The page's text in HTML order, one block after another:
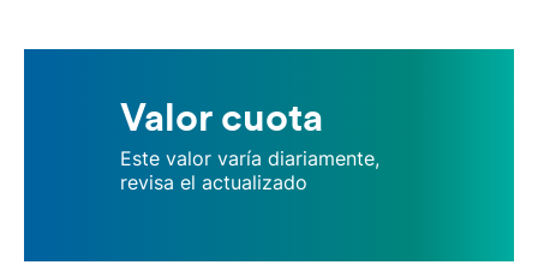
Valor cuota
Este valor varía diariamente,
revisa el actualizado